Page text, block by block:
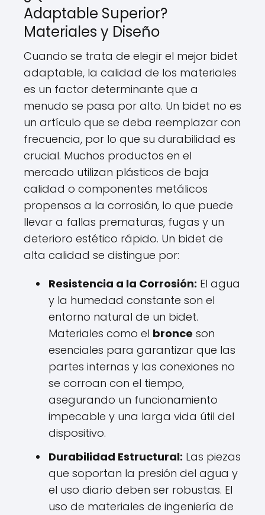
Adaptable Superior?
Materiales y Diseño
Cuando se trata de elegir el mejor bidet
adaptable, la calidad de los materiales
es un factor determinante que a
menudo se pasa por alto. Un bidet no es
un artículo que se deba reemplazar con
frecuencia, por lo que su durabilidad es
crucial. Muchos productos en el
mercado utilizan plásticos de baja
calidad o componentes metálicos
propensos a la corrosión, lo que puede
llevar a fallas prematuras, fugas y un
deterioro estético rápido. Un bidet de
alta calidad se distingue por:
Resistencia a la Corrosión: El agua
y la humedad constante son el
entorno natural de un bidet.
Materiales como el bronce son
esenciales para garantizar que las
partes internas y las conexiones no
se corroan con el tiempo,
asegurando un funcionamiento
impecable y una larga vida útil del
dispositivo.
Durabilidad Estructural: Las piezas
que soportan la presión del agua y
el uso diario deben ser robustas. El
uso de materiales de ingeniería de